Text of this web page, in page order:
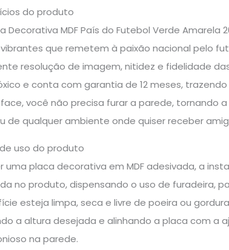
do produto
Decorativa MDF País do Futebol Verde
que remetem à paixão nacional pelo
resolução de imagem, nitidez e fidelidade
e conta com garantia de 12 meses,
você não precisa furar a parede, tornando
de qualquer ambiente onde quiser receber
uso do produto
uma placa decorativa em MDF adesivada, a
no produto, dispensando o uso de furadeira,
esteja limpa, seca e livre de poeira ou
a altura desejada e alinhando a placa com a
na parede.